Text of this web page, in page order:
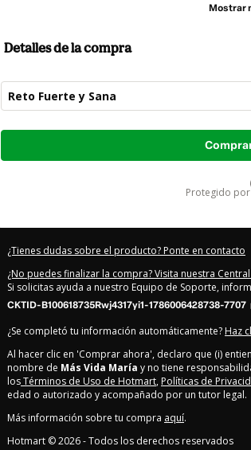
Mostrar
Detalles de la compra
Reto Fuerte y Sana
Total
protegido por
¿Tienes dudas sobre el producto? Ponte en contacto
¿No puedes finalizar la compra? Visita nuestra
Si solicitas ayuda a nuestro Equipo de Soporte,
CKTID-B100618735Rwj4317yi1-1786006428738-7707
¿Se completó tu información automáticamente? Haz
Al hacer clic en 'Comprar ahora', declaro que (i)
nombre de Más Vida María y no tiene
losTérminos de Uso de Hotmart, Políticas de
edad o autorizado y acompañado por un tutor legal.
Más información sobre tu compra aquí.
Hotmart ©2026- Todos los derechos reservados